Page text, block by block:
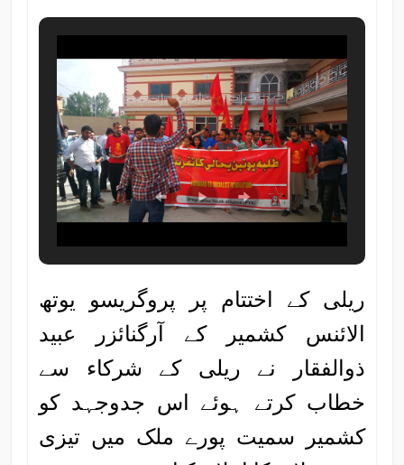
ریلی کے اختتام پر پروگریسو یوتھ
الائنس کشمیر کے آرگنائزر عبید
ذوالفقار نے ریلی کے شرکاء سے
خطاب کرتے ہوئے اس جدوجہد کو
کشمیر سمیت پورے ملک میں تیزی